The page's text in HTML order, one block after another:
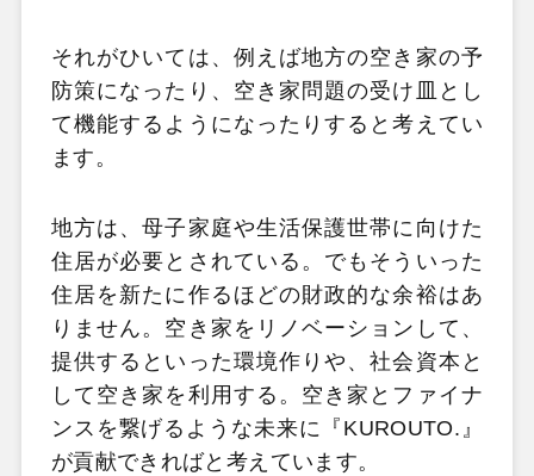
それがひいては、例えば地方の空き家の予
防策になったり、空き家問題の受け皿とし
て機能するようになったりすると考えてい
ます。
地方は、母子家庭や生活保護世帯に向けた
住居が必要とされている。でもそういった
住居を新たに作るほどの財政的な余裕はあ
りません。空き家をリノベーションして、
提供するといった環境作りや、社会資本と
して空き家を利用する。空き家とファイナ
ンスを繋げるような未来に『KUROUTO.』
が貢献できればと考えています。